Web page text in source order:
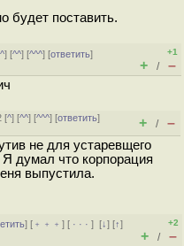
будет поставить.
^] [^^] [^^^] [ответить]
+1
+ / –
[^] [^^] [^^^] [ответить]
+ / –
не для устаревщего
Я думал что корпорация
выпустила.
] [ ﹢﹢﹢] [ · · ·][↓] [↑]
+2
+ / –